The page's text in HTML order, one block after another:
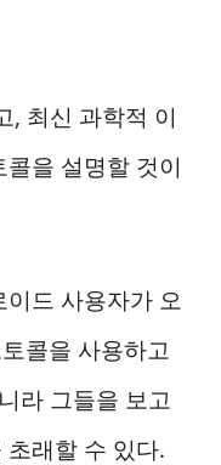
, 최신 과학적 이
을 설명할 것이
드 사용자가 오
콜을 사용하고
라 그들을 보고
래할 수 있다.